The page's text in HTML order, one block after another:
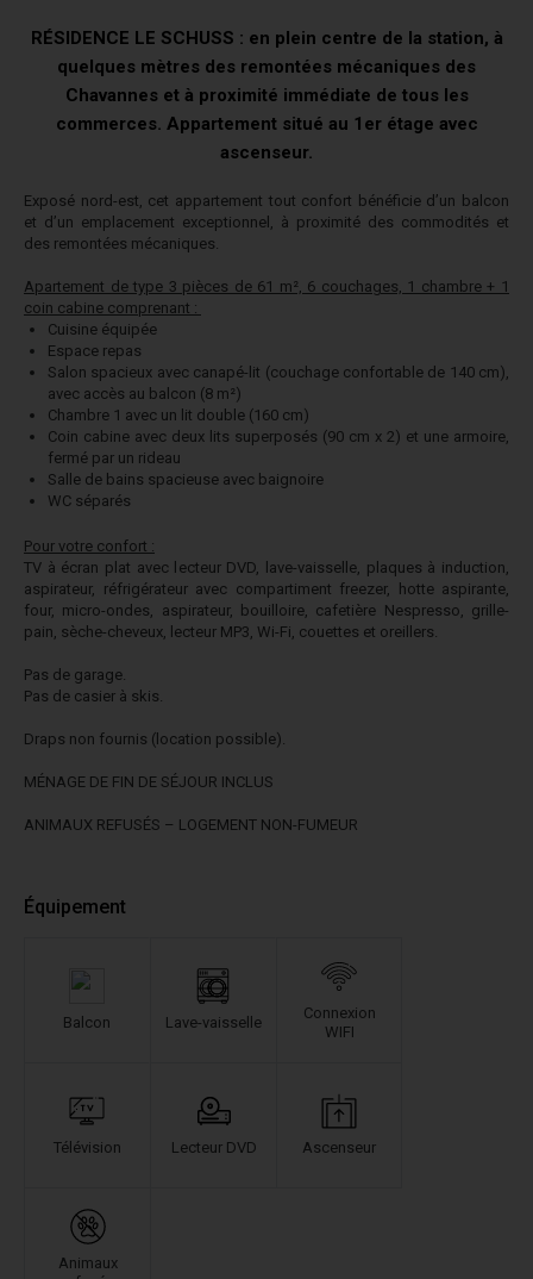
RÉSIDENCE LE SCHUSS : en plein centre de la station, à
quelques mètres des remontées mécaniques des
Chavannes et à proximité immédiate de tous les
commerces. Appartement situé au 1er étage avec
ascenseur.
Exposé nord-est, cet appartement tout confort bénéficie d’un balcon
et d’un emplacement exceptionnel, à proximité des commodités et
des remontées mécaniques.
Apartement de type 3 pièces de 61 m², 6 couchages, 1 chambre + 1
coin cabine comprenant :
Cuisine équipée
Espace repas
Salon spacieux avec canapé-lit (couchage confortable de 140 cm),
avec accès au balcon (8 m²)
Chambre 1 avec un lit double (160 cm)
Coin cabine avec deux lits superposés (90 cm x 2) et une armoire,
fermé par un rideau
Salle de bains spacieuse avec baignoire
WC séparés
Pour votre confort :
TV à écran plat avec lecteur DVD, lave-vaisselle, plaques à induction,
aspirateur, réfrigérateur avec compartiment freezer, hotte aspirante,
four, micro-ondes, aspirateur, bouilloire, cafetière Nespresso, grille-
pain, sèche-cheveux, lecteur MP3, Wi-Fi, couettes et oreillers.
Pas de garage.
Pas de casier à skis.
Draps non fournis (location possible).
MÉNAGE DE FIN DE SÉJOUR INCLUS
ANIMAUX REFUSÉS – LOGEMENT NON-FUMEUR
Équipement
Balcon Lave-vaisselle
Connexion
WIFI
Télévision Lecteur DVD Ascenseur
Animaux